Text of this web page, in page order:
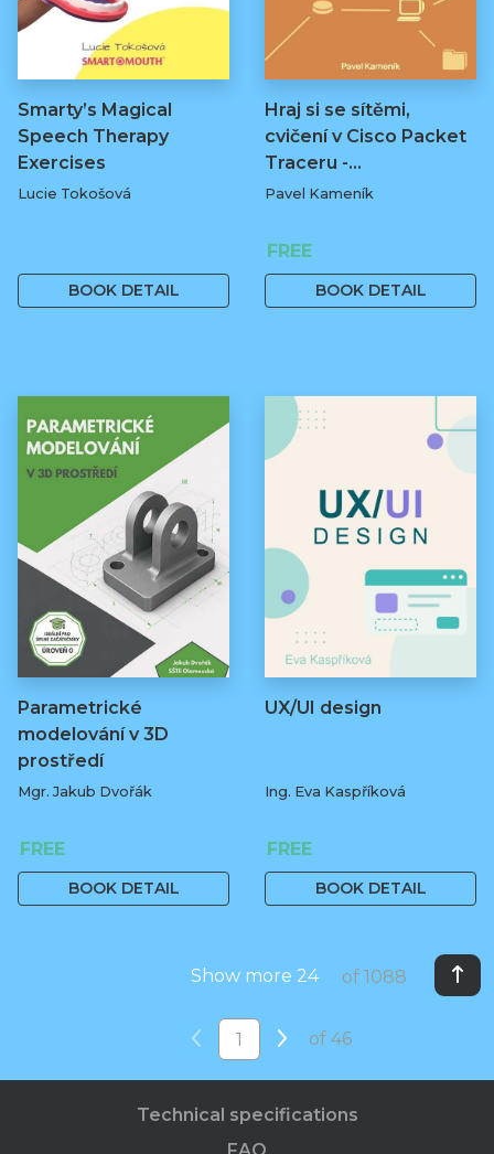
Smarty’s Magical
Speech Therapy
Exercises
Lucie Tokošová
BOOK DETAIL
Hraj si se sítěmi,
cvičení v Cisco Packet
Traceru -…
Pavel Kameník
FREE
BOOK DETAIL
Parametrické
modelování v 3D
prostředí
Mgr. Jakub Dvořák
FREE
BOOK DETAIL
UX/UI design
Ing. Eva Kaspříková
FREE
BOOK DETAIL
Show more 24 of 1088
of 46
Technical specifications
FAQ